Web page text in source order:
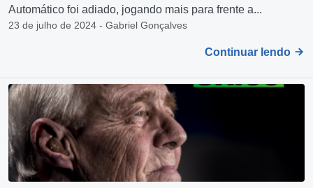
Automático foi adiado, jogando mais para frente a...
23 de julho de 2024 - Gabriel Gonçalves
Continuar lendo